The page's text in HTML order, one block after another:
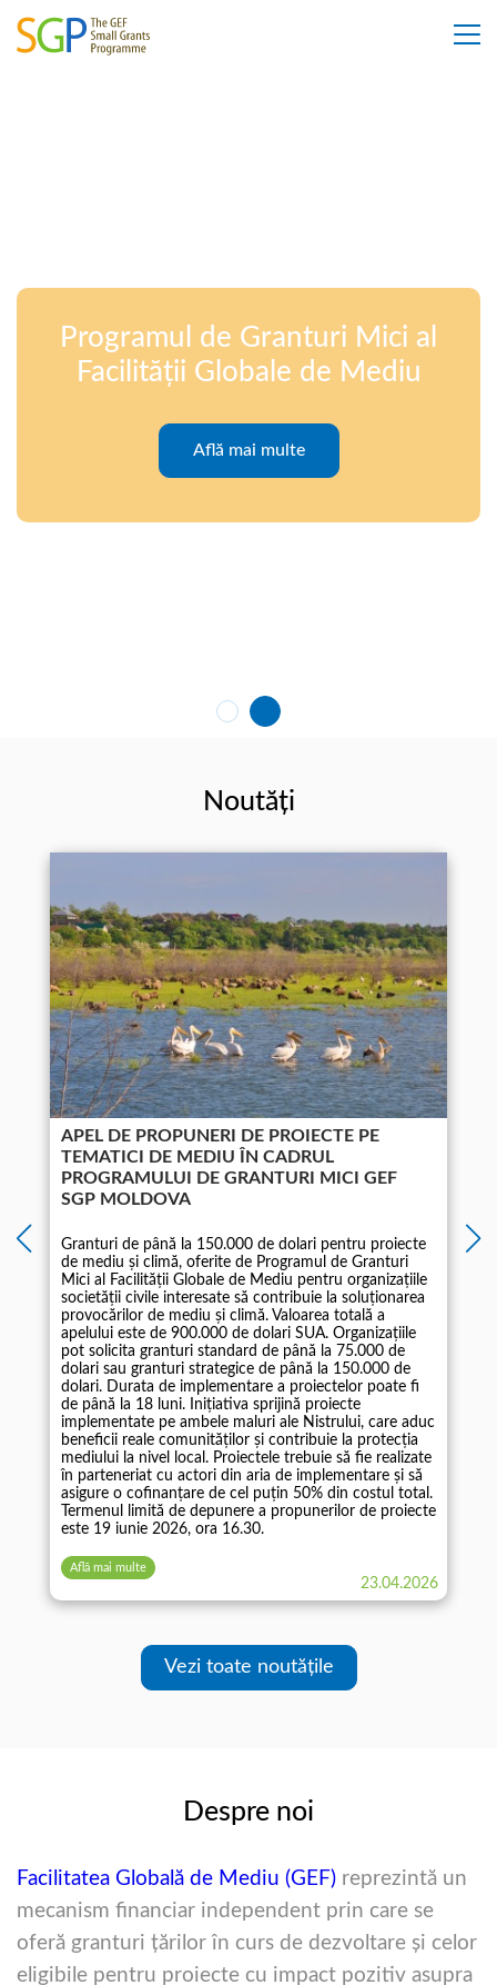
Programul de Granturi Mici al
Facilității Globale de Mediu
Află mai multe
Noutăți
APEL DE PROPUNERI DE PROIECTE PE
TEMATICI DE MEDIU ÎN CADRUL
PROGRAMULUI DE GRANTURI MICI GEF
SGP MOLDOVA
Granturi de până la 150.000 de dolari pentru proiecte
de mediu și climă, oferite de Programul de Granturi
Mici al Facilității Globale de Mediu pentru organizațiile
societății civile interesate să contribuie la soluționarea
provocărilor de mediu și climă. Valoarea totală a
apelului este de 900.000 de dolari SUA. Organizațiile
pot solicita granturi standard de până la 75.000 de
dolari sau granturi strategice de până la 150.000 de
dolari. Durata de implementare a proiectelor poate fi
de până la 18 luni. Inițiativa sprijină proiecte
implementate pe ambele maluri ale Nistrului, care aduc
beneficii reale comunităților și contribuie la protecția
mediului la nivel local. Proiectele trebuie să fie realizate
în parteneriat cu actori din aria de implementare și să
asigure o cofinanțare de cel puțin 50% din costul total.
Termenul limită de depunere a propunerilor de proiecte
este 19 iunie 2026, ora 16.30.
Află mai multe
23.04.2026
Vezi toate noutățile
Despre noi
Facilitatea Globală de Mediu (GEF) reprezintă un
mecanism financiar independent prin care se
oferă granturi ţărilor în curs de dezvoltare şi celor
eligibile pentru proiecte cu impact pozitiv asupra